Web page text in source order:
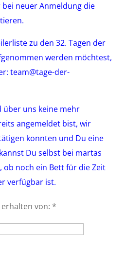
neuer Anmeldung die
zu den 32. Tagen der
werden möchtest,
team@tage-der-
über uns keine mehr
angemeldet bist, wir
konnten und Du eine
Du selbst bei martas
ob noch ein Bett für die Zeit
verfügbar ist.
von: *